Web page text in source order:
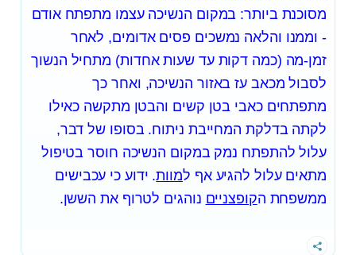
מסוכנת ביותר: במקום הנשיכה עצמו מתפתח אודם
- וממנו והלאה נמשכים פסים אדומים, לאחר
זמן-מה (כמה דקות עד שעות אחדות) מתחיל הנשוך
לסבול מכאב עז באזור הנשיכה, ואחר כך
מתפתחים כאבי בטן קשים והבטן מתקשה כאילו
לקתה בדלקת המחייבת ניתוח. בסופו של דבר,
עלול להתפתח נמק במקום הנשיכה חוסר בטיפול
מתאים עלול להגיע אף למוות. ידוע כי עכבישים
ממשפחת הקופצניים נוהגים לטרוף את הששן.
שתף